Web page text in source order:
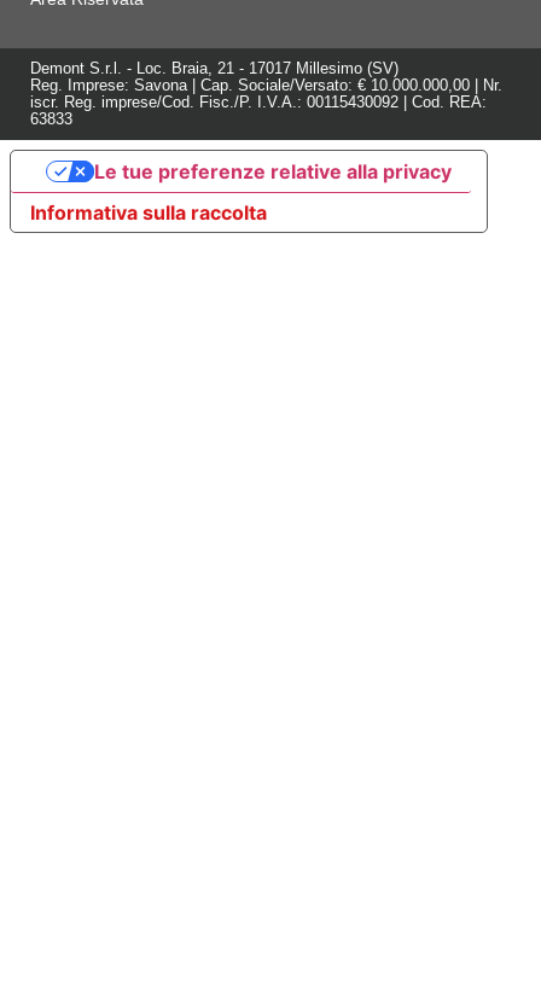
Demont S.r.l. - Loc. Braia, 21 - 17017 Millesimo (SV)
Reg. Imprese: Savona | Cap. Sociale/Versato: € 10.000.000,00 | Nr.
iscr. Reg. imprese/Cod. Fisc./P. I.V.A.: 00115430092 | Cod. REA:
63833
Informativa sulla raccolta
Le tue preferenze relative alla privacy